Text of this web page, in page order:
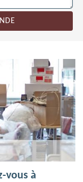
vous à